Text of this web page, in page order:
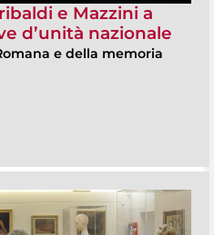
e Mazzini a
d’unità nazionale
e della memoria